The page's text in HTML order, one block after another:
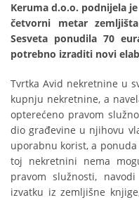
Keruma d.o.o. podnijela
četvorni metar
Sesveta ponudila 70
potrebno izraditi novi
Tvrtka Avid nekretnine u
kupnju nekretnine, a
opterećeno pravom
dio građevine u njihovu
uporabnu korist, a
toj nekretnini nema
pravom služnosti,
izvatku iz zemljišne